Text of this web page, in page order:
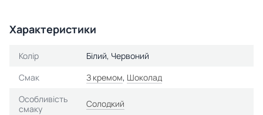
Характеристики
Колір
Білий, Червоний
Смак
З кремом, Шоколад
Особливість
смаку
Солодкий